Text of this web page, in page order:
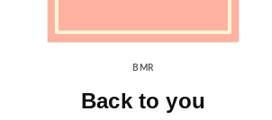
BMR
Back to you